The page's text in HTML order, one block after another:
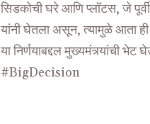
सिडकोची घरे आणि प्लॉटस, जे
यांनी घेतला असून, त्यामुळे आता ही
या निर्णयाबद्दल मुख्यमंत्र्यांची
#BigDecision